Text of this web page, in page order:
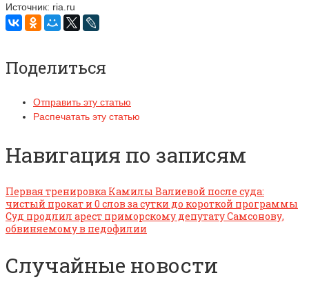
Источник: ria.ru
Поделиться
Отправить эту статью
Распечатать эту статью
Навигация по записям
Первая тренировка Камилы Валиевой после суда:
чистый прокат и 0 слов за сутки до короткой программы
Суд продлил арест приморскому депутату Самсонову,
обвиняемому в педофилии
Случайные новости